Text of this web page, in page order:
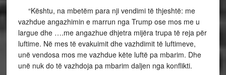
“Kështu, na mbetëm para nji vendimi të thjeshtë: me
vazhdue angazhimin e marrun nga Trump ose mos me u
largue dhe ….me angazhue dhjetra mijëra trupa të reja për
luftime. Në mes të evakuimit dhe vazhdimit të luftimeve,
unë vendosa mos me vazhdue këte luftë pa mbarim. Dhe
unë nuk do të vazhdoja pa mbarim daljen nga konflikti.